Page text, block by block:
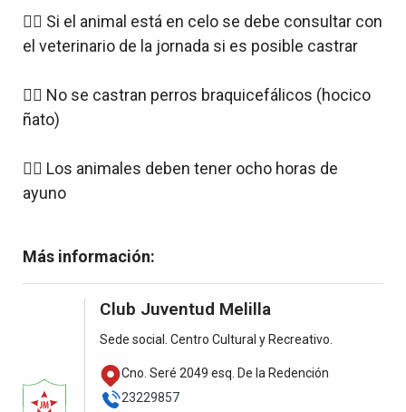
👉🏻 Si el animal está en celo se debe consultar con
el veterinario de la jornada si es posible castrar
👉🏻 No se castran perros braquicefálicos (hocico
ñato)
👉🏻 Los animales deben tener ocho horas de
ayuno
Más información:
Club Juventud Melilla
Sede social. Centro Cultural y Recreativo.
Cno. Seré 2049 esq. De la Redención
23229857